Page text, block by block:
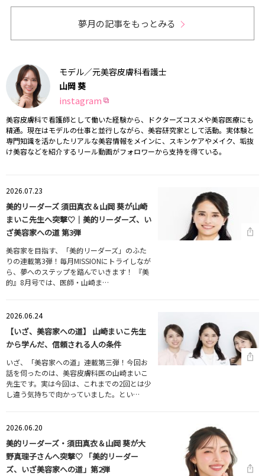
夢月の記事をもっとみる
モデル／元美容皮膚科看護士
山岡 葵
instagram
美容皮膚科で看護師として働いた経験から、ドクターズコスメや美容医療にも
精通。現在はモデルの仕事と並行しながら、美容研究家として活動。実体験と
専門知識を活かしたリアルな美容情報をメインに、スキンケアやメイク、垢抜
け美容などを紹介するリール動画がフォロワーから支持を得ている。
2026.07.23
美的リーダーズ 須田真衣＆山岡 葵が山崎
まいこ先生へ突撃♡｜美的リーダーズ、い
ざ美容家への道 第3弾
美容家を目指す、「美的リーダーズ」のふた
りの連載第3弾！毎月MISSIONにトライしなが
ら、夢へのステップを踏んでいきます！ 『美
的』8月号では、医師・山崎ま…
2026.06.24
【いざ、美容家への道】 山崎まいこ先生
から学んだ、信頼される人の条件
いざ、「美容家への道」連載第三弾！今回お
話を伺ったのは、美容皮膚科医の山崎まいこ
先生です。実は今回は、これまでの2回とは少
し違う気持ちで向かっていました。とい…
2026.06.20
美的リーダーズ・須田真衣＆山岡 葵が大
野真理子さんへ突撃♡ 「美的リーダー
ズ、いざ美容家への道」第2弾